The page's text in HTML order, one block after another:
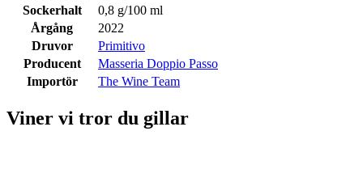
Sockerhalt
0,8 g/100 ml
Årgång
2022
Druvor
Primitivo
Producent
Masseria Doppio Passo
Importör
The Wine Team
Viner vi tror du gillar